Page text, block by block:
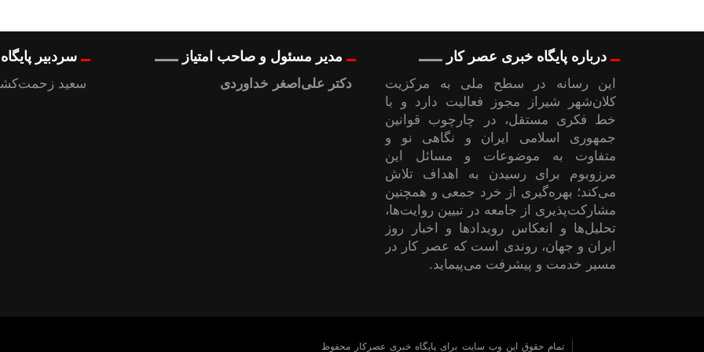
درباره پایگاه خبری عصر کار
این رسانه در سطح ملی به مرکزیت
کلان‌شهر شیراز مجوز فعالیت دارد و با
خط فکری مستقل، در چارچوب قوانین
جمهوری اسلامی ایران و نگاهی نو و
متفاوت به موضوعات ‌و مسائل این
مرزوبوم برای رسیدن به اهداف تلاش
می‌کند؛ بهره‌گیری از خرد جمعی و همچنین
مشارکت‌پذیری از جامعه در تبیین روایت‌ها،
تحلیل‌ها و انعکاس رویدادها و اخبار روز
ایران و جهان، روندی است که عصر کار در
مسیر خدمت و پیشرفت می‌پیماید.
مدیر مسئول و صاحب امتیاز
دکتر علی‌اصغر خداوردی
سردبیر
سعید
تمام حقوق این وب سایت برای پایگاه خبری عصرکار محفوظ